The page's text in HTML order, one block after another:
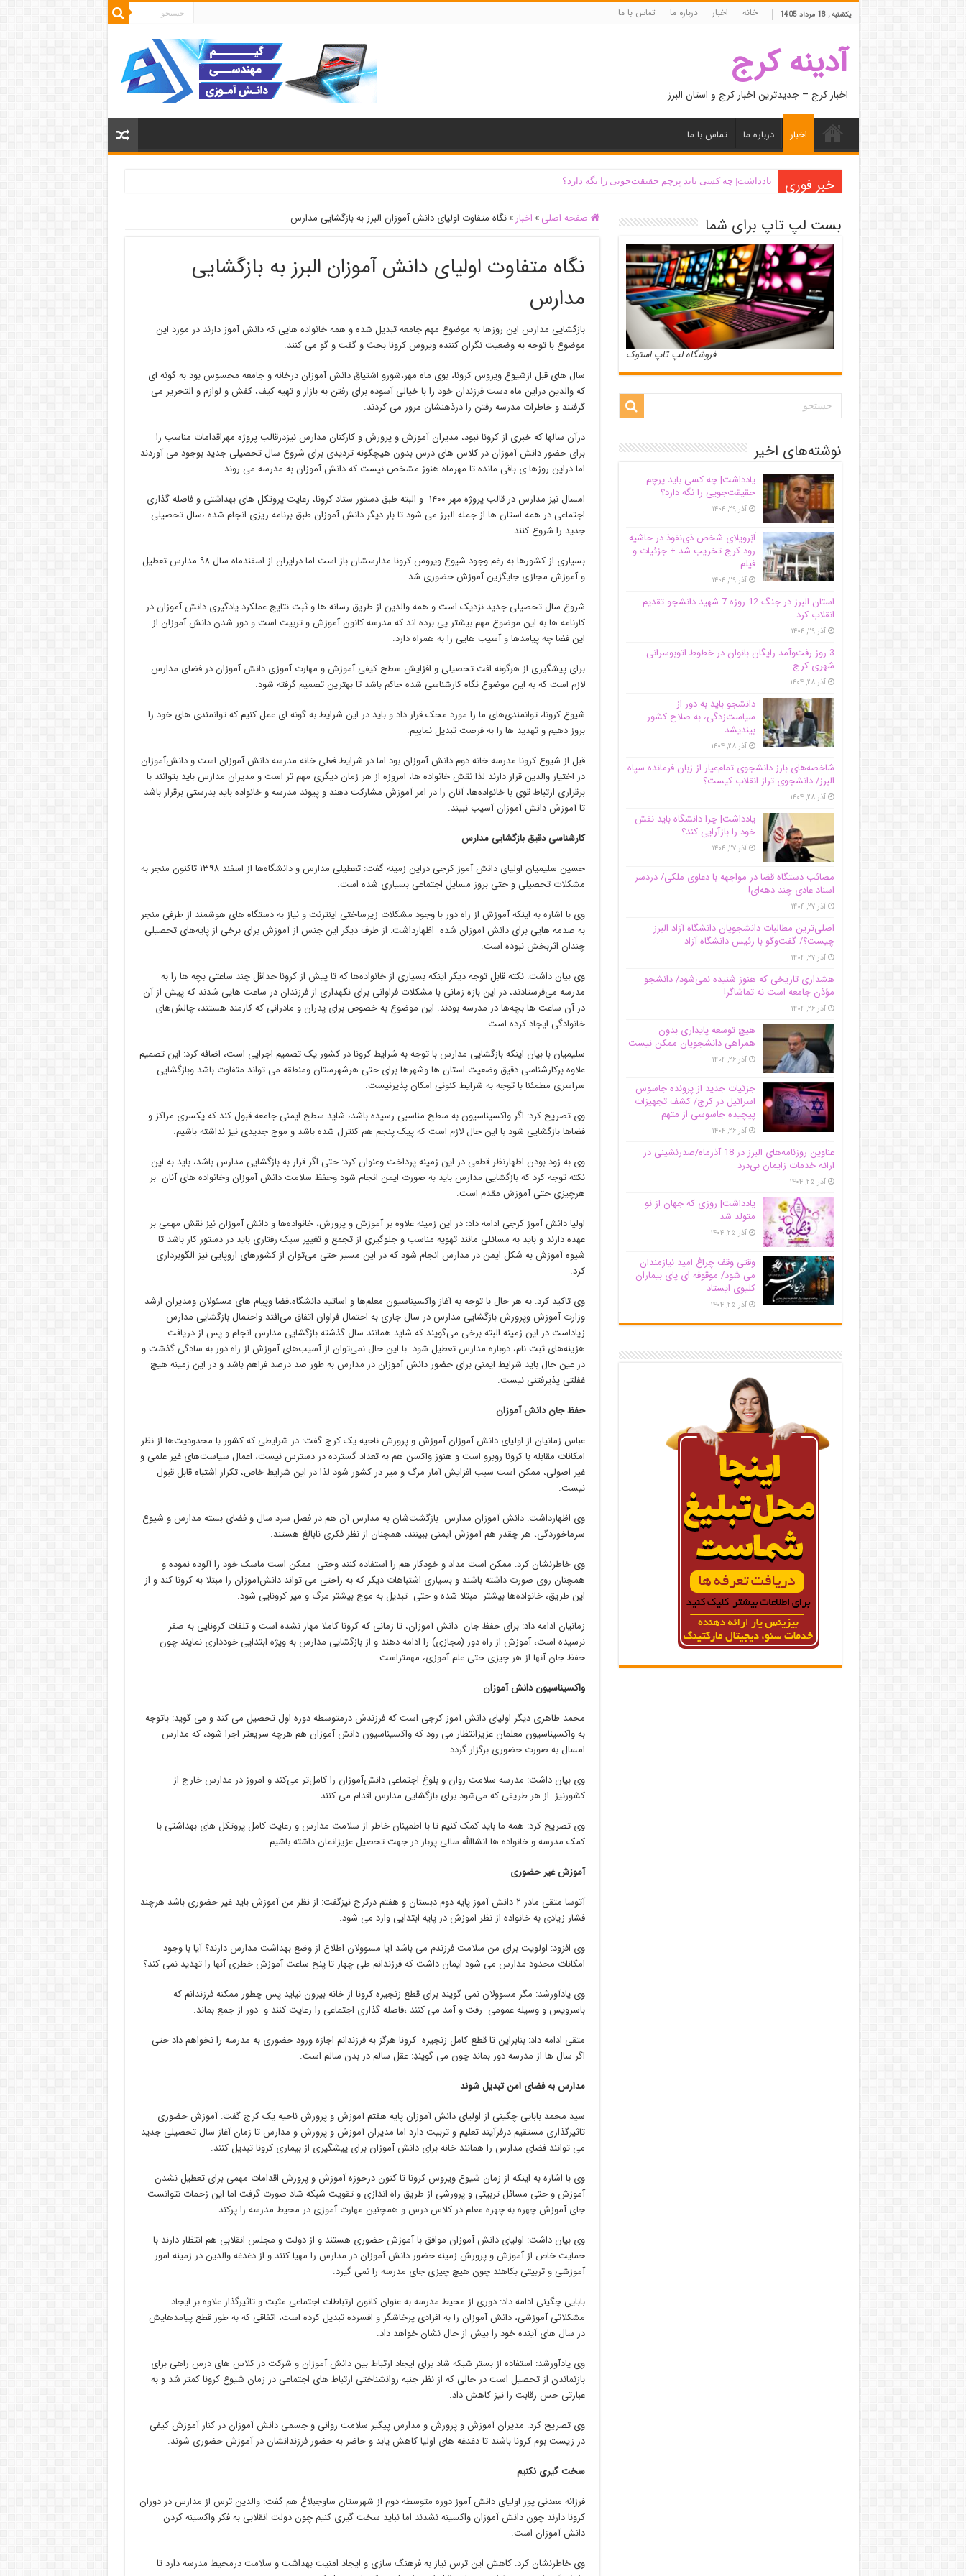
یکشنبه , 18 مرداد 1405 خانه اخبار درباره ما تماس با ما
آدینه کرج
اخبار کرج – جدیدترین اخبار کرج و استان البرز
اخبار درباره ما تماس با ما
خبر فوری یادداشت| ‌چه کسی باید پرچم حقیقت‌جویی را نگه دارد؟
صفحه اصلی » اخبار » نگاه متفاوت اولیای دانش آموزان البرز به بازگشایی مدارس
نگاه متفاوت اولیای دانش آموزان البرز به بازگشایی
مدارس
بازگشایی مدارس این روزها به موضوع مهم جامعه تبدیل شده و همه خانواده هایی که دانش آموز دارند در مورد این
موضوع با توجه به وضعیت نگران کننده ویروس کرونا بحث و گفت و گو می کنند.
سال های قبل ازشیوع ویروس کرونا، بوی ماه مهر،شورو اشتیاق دانش آموزان درخانه و جامعه محسوس بود به گونه ای
که والدین دراین ماه دست فرزندان خود را با خیالی آسوده برای رفتن به بازار و تهیه کیف، کفش و لوازم و التحریر می
گرفتند و خاطرات مدرسه رفتن را درذهنشان مرور می کردند.
درآن سالها که خبری از کرونا نبود، مدیران آموزش و پرورش و کارکنان مدارس نیزدرقالب پروژه مهراقدامات مناسب را
برای حضور دانش آموزان در کلاس های درس بدون هیچگونه تردیدی برای شروع سال تحصیلی جدید بوجود می آوردند
اما دراین روزها ی باقی مانده تا مهرماه هنوز مشخص نیست که دانش آموزان به مدرسه می روند.
امسال نیز مدارس در قالب پروژه مهر ۱۴۰۰ و البته طبق دستور ستاد کرونا، رعایت پروتکل های بهداشتی و فاصله گذاری
اجتماعی در همه استان ها از جمله البرز می شود تا بار دیگر دانش آموزان طبق برنامه ریزی انجام شده ،سال تحصیلی
جدید را شروع کنند.
بسیاری از کشورها به رغم وجود شیوع ویروس کرونا مدارسشان باز است اما درایران از اسفندماه سال ۹۸ مدارس تعطیل
و آموزش مجازی جایگزین آموزش حضوری شد.
شروع سال تحصیلی جدید نزدیک است و همه والدین از طریق رسانه ها و ثبت نتایج عملکرد یادگیری دانش آموزان در
کارنامه ها به این موضوع مهم بیشتر پی برده اند که مدرسه کانون آموزش و تربیت است و دور شدن دانش آموزان از
این فضا چه پیامدها و آسیب هایی را به همراه دارد.
برای پیشگیری از هرگونه افت تحصیلی و افزایش سطح کیفی آموزش و مهارت آموزی دانش آموزان در فضای مدارس
لازم است که به این موضوع نگاه کارشناسی شده حاکم باشد تا بهترین تصمیم گرفته شود.
شیوع کرونا، توانمندی‌های ما را مورد محک قرار داد و باید در این شرایط به گونه ای عمل کنیم که توانمندی های خود را
بروز دهیم و تهدید ها را به فرصت تبدیل نماییم.
قبل از شیوع کرونا مدرسه خانه دوم دانش آموزان بود اما در شرایط فعلی خانه مدرسه دانش آموزان است و دانش‌آموزان
در اختیار والدین قرار دارند لذا نقش خانواده ها، امروزه از هر زمان دیگری مهم تر است و مدیران مدارس باید بتوانند با
برقراری ارتباط قوی با خانواده‌ها، آنان را در امر آموزش مشارکت دهند و پیوند مدرسه و خانواده باید بدرستی برقرار باشد
تا آموزش دانش آموزان آسیب نبیند.
کارشناسی دقیق بازگشایی مدارس
حسین سلیمیان اولیای دانش آموز کرجی دراین زمینه گفت: تعطیلی مدارس و دانشگاه‌ها از اسفند ۱۳۹۸ تاکنون منجر به
مشکلات تحصیلی و حتی بروز مسایل اجتماعی بسیاری شده است.
وی با اشاره به اینکه آموزش از راه دور با وجود مشکلات زیرساختی اینترنت و نیاز به دستگاه‌ های هوشمند از طرفی منجر
به صدمه‌ هایی برای دانش آموزان شده اظهارداشت: از طرف دیگر این جنس از آموزش برای برخی از پایه‌های تحصیلی
چندان اثربخش نبوده است.
وی بیان داشت: نکته قابل توجه دیگر اینکه بسیاری از خانواده‌ها که تا پیش از کرونا حداقل چند ساعتی بچه‌ ها را به
مدرسه می‌فرستادند، در این بازه زمانی با مشکلات فراوانی برای نگهداری از فرزندان در ساعت‌ هایی شدند که پیش از آن
در آن ساعت‌ ها بچه‌ها در مدرسه بودند. این موضوع به خصوص برای پدران و مادرانی که کارمند هستند، چالش‌های
خانوادگی ایجاد کرده است.
سلیمیان با بیان اینکه بازگشایی مدارس با توجه به شرایط کرونا در کشور یک تصمیم اجرایی است، اضافه کرد: این تصمیم
علاوه برکارشناسی دقیق وضعیت استان ها وشهرها برای حتی هرشهرستان ومنطقه می تواند متفاوت باشد وبازگشایی
سراسری مطمئنا با توجه به شرایط کنونی امکان پذیرنیست.
وی تصریح کرد: اگر واکسیناسیون به سطح مناسبی رسیده باشد، شاید سطح ایمنی جامعه قبول کند که یکسری مراکز و
فضاها بازگشایی شود با این حال لازم است که پیک پنجم هم کنترل شده باشد و موج جدیدی نیز نداشته باشیم.
وی به زود بودن اظهارنظر قطعی در این زمینه پرداخت وعنوان کرد: حتی اگر قرار به بازگشایی مدارس باشد، باید به این
نکته توجه کرد که بازگشایی مدارس باید به صورت ایمن انجام شود وحفظ سلامت دانش آموزان وخانواده های آنان بر
هرچیزی حتی آموزش مقدم است.
اولیا دانش آموز کرجی ادامه داد: در این زمینه علاوه بر آموزش و پرورش، خانواده‌ها و دانش آموزان نیز نقش مهمی بر
عهده دارند و باید به مسائلی مانند تهویه مناسب و جلوگیری از تجمع و تغییر سبک رفتاری باید در دستور کار باشد تا
شیوه آموزش به شکل ایمن در مدارس انجام شود که در این مسیر حتی می‌توان از کشورهای اروپایی نیز الگوبرداری
کرد.
وی تاکید کرد: به هر حال با توجه به آغاز واکسیناسیون معلم‌ها و اساتید دانشگاه،فضا وپیام های مسئولان ومدیران ارشد
وزارت آموزش وپرورش بازگشایی مدارس در سال جاری به احتمال فراوان اتفاق می‌افتد واحتمال بازگشایی مدارس
زیاداست در این زمینه البته برخی می‌گویند که شاید همانند سال گذشته بازگشایی مدارس انجام و پس از دریافت
هزینه‌های ثبت نام، دوباره مدارس تعطیل شود. با این حال نمی‌توان از آسیب‌های آموزش از راه دور به سادگی گذشت و
در عین حال باید شرایط ایمنی برای حضور دانش آموزان در مدارس به طور صد درصد فراهم باشد و در این زمینه هیچ
غفلتی پذیرفتنی نیست.
حفظ جان دانش آموزان
عباس زمانیان از اولیای دانش آموزان آموزش و پرورش ناحیه یک کرج گفت: در شرایطی که کشور با محدودیت‌ها از نظر
امکانات مقابله با کرونا روبرو است و هنوز واکسن هم به تعداد گسترده در دسترس نیست، اعمال سیاست‌های غیر علمی و
غیر اصولی، ممکن است سبب افزایش آمار مرگ و میر در کشور شود لذا در این شرایط خاص، تکرار اشتباه قابل قبول
نیست.
وی اظهارداشت: دانش آموزان مدارس بازگشت‌شان به مدارس آن هم در فصل سرد سال و فضای بسته مدارس و شیوع
سرماخوردگی، هر چقدر هم آموزش ایمنی ببینند، همچنان از نظر فکری نابالغ هستند.
وی خاطرنشان کرد: ممکن است مداد و خودکار هم را استفاده کنند وحتی ممکن است ماسک خود را آلوده نموده و
همچنان روی صورت داشته باشند و بسیاری اشتباهات دیگر که به راحتی می تواند دانش‌آموزان را مبتلا به کرونا کند و از
این طریق، خانواده‌ها بیشتر مبتلا شده و حتی تبدیل به موج بیشتر مرگ و میر کرونایی شود.
زمانیان ادامه داد: برای حفظ جان دانش آموزان، تا زمانی که کرونا کاملا مهار نشده است و تلفات کرونایی به صفر
نرسیده است، آموزش از راه دور (مجازی) را ادامه دهند و از بازگشایی مدارس به ویژه ابتدایی خودداری نمایند چون
حفظ جان آنها از هر چیزی حتی علم آموزی، مهمتراست.
واکسیناسیون دانش آموزان
محمد طاهری دیگر اولیای دانش آموز کرجی است که فرزندش درمتوسطه دوره اول تحصیل می کند و می گوید: باتوجه
به واکسیناسیون معلمان عزیزانتظار می رود که واکسیناسیون دانش آموزان هم هرچه سریعتر اجرا شود، که مدارس
امسال به صورت حضوری برگزار گردد.
وی بیان داشت: مدرسه سلامت روان و بلوغ اجتماعی دانش‌آموزان را کامل‌تر می‌کند و امروز در مدارس خارج از
کشورنیز از هر طریقی که می‌شود برای بازگشایی مدارس اقدام می کنند.
وی تصریح کرد: همه ما باید کمک کنیم تا با اطمینان خاطر از سلامت مدارس و رعایت کامل پروتکل های بهداشتی با
کمک مدرسه و خانواده ها انشاالله سالی پربار در جهت تحصیل عزیزانمان داشته باشیم.
آموزش غیر حضوری
آتوسا متقی مادر ۲ دانش آموز پایه دوم دبستان و هفتم درکرج نیزگفت: از نظر من آموزش باید غیر حضوری باشد هرچند
فشار زیادی به خانواده از نظر اموزش در پایه ابتدایی وارد می شود.
وی افزود: اولویت برای من سلامت فرزندم می باشد آیا مسوولان اطلاع از وضع بهداشت مدارس دارند؟ آیا با وجود
امکانات محدود مدارس می شود ایمان داشت که فرزندانم طی چهار تا پنج ساعت آموزش خطری آنها را تهدید نمی کند؟
وی یادآورشد: مگر مسوولان نمی گویند برای قطع زنجیره کرونا از خانه بیرون نیاید پس چطور ممکنه فرزندانم که
باسرویس و وسیله عمومی رفت و آمد می کنند ،فاصله گذاری اجتماعی را رعایت کنند و دور از جمع بماند.
متقی ادامه داد: بنابراین تا قطع کامل زنجیره کرونا هرگز به فرزندانم اجازه ورود حضوری به مدرسه را نخواهم داد حتی
اگر سال ها از مدرسه دور بماند چون می گویندِ: عقل سالم در بدن سالم است.
مدارس به فضای امن تبدیل شوند
سید محمد بابایی چگینی از اولیای دانش آموزان پایه هفتم آموزش و پرورش ناحیه یک کرج گفت: آموزش حضوری
تاثیرگذاری مستقیم درفرآیند تعلیم و تربیت دارد اما مدیران آموزش و پرورش و مدارس تا زمان آغاز سال تحصیلی جدید
می توانند فضای مدارس را همانند خانه برای دانش آموزان برای پیشگیری از بیماری کرونا تبدیل کنند.
وی با اشاره به اینکه از زمان شیوع ویروس کرونا تا کنون درحوزه آموزش و پرورش اقدامات مهمی برای تعطیل نشدن
آموزش و حتی مسائل تربیتی و پرورشی از طریق راه اندازی و تقویت شبکه شاد صورت گرفت اما این زحمات نتوانست
جای آموزش چهره به چهره معلم در کلاس درس و همچنین مهارت آموزی در محیط مدرسه را پرکند.
وی بیان داشت: اولیای دانش آموزان موافق با آموزش حضوری هستند و از دولت و مجلس انقلابی هم انتظار دارند با
حمایت خاص از آموزش و پرورش زمینه حضور دانش آموزان در مدارس را مهیا کنند و از دغدغه والدین در زمینه امور
آموزشی و تربیتی بکاهند چون هیچ چیزی جای مدرسه را نمی گیرد.
بابایی چگینی ادامه داد: دوری از محیط مدرسه به عنوان کانون ارتباطات اجتماعی مثبت و تاثیرگذار علاوه بر ایجاد
مشکلاتی آموزشی، دانش آموزان را به افرادی پرخاشگر و افسرده تبدیل کرده است، اتفاقی که به طور قطع پیامدهایش
در سال های آینده خود را بیش از حال نشان خواهد داد.
وی یادآورشد: استفاده از بستر شبکه شاد برای ایجاد ارتباط بین دانش آموزان و شرکت در کلاس های درس راهی برای
بازنماندن از تحصیل است در حالی که از نظر جنبه روانشناختی ارتباط های اجتماعی در زمان شیوع کرونا کمتر شد و به
عبارتی حس رقابت را نیز کاهش داد.
وی تصریح کرد: مدیران آموزش و پرورش و مدارس پیگیر سلامت روانی و جسمی دانش آموزان در کنار آموزش کیفی
در زیست بوم کرونا باشند تا دغدغه های اولیا کاهش یابد و حاضر به حضور فرزندانشان در آموزش حضوری شوند.
سخت گیری نکنیم
فرزانه معدنی پور اولیای دانش آموز دوره متوسطه دوم از شهرستان ساوجبلاغ هم گفت: والدین ترس از مدارس در دوران
کرونا دارند چون دانش آموزان واکسینه نشدند اما نباید سخت گیری کنیم چون دولت انقلابی به فکر واکسینه کردن
دانش آموزان است.
وی خاطرنشان کرد: کاهش این ترس نیاز به فرهنگ سازی و ایجاد امنیت بهداشت و سلامت درمحیط مدرسه دارد تا
بست لپ تاپ برای شما
فروشگاه لپ تاپ استوک
نوشته‌های اخیر
یادداشت| ‌چه کسی باید پرچم
حقیقت‌جویی را نگه دارد؟
آذر ۲۹, ۱۴۰۴
اَبَر‌ویلای شخص ذی‌نفوذ در حاشیه‌
رود کرج تخریب شد + جزئیات و
فیلم
آذر ۲۹, ۱۴۰۴
استان البرز در جنگ 12 روزه 7 شهید دانشجو تقدیم
انقلاب کرد
آذر ۲۹, ۱۴۰۴
3 روز رفت‌وآمد رایگان بانوان در خطوط اتوبوسرانی
شهری کرج
آذر ۲۸, ۱۴۰۴
دانشجو باید به دور از
سیاست‌زدگی، به صلاح کشور
بیندیشد
آذر ۲۸, ۱۴۰۴
شاخصه‌های بارز دانشجوی تمام‌عیار از زبان فرمانده سپاه
البرز/ دانشجوی تراز انقلاب کیست؟
آذر ۲۸, ۱۴۰۴
یادداشت| چرا دانشگاه باید نقش
خود را بازآرایی کند؟
آذر ۲۷, ۱۴۰۴
مصائب دستگاه قضا در مواجهه با دعاوی ملکی/ دردسر
اسناد عادی چند‌ دهه‌ای!
آذر ۲۷, ۱۴۰۴
اصلی‌ترین مطالبات دانشجویان دانشگاه آزاد البرز
چیست؟/ گفت‌وگو با رئیس دانشگاه آز‌اد
آذر ۲۷, ۱۴۰۴
هشداری تاریخی که هنوز شنیده نمی‌شود/ دانشجو
مؤذن جامعه است نه تماشاگر!
آذر ۲۶, ۱۴۰۴
هیچ توسعه پایداری بدون
همراهی دانشجویان ممکن نیست
آذر ۲۶, ۱۴۰۴
جزئیات جدید از پرونده جاسوس
اسرائیل در کرج/‌ کشف تجهیزات
پیچیده جاسوسی از متهم
آذر ۲۶, ۱۴۰۴
عناوین روزنامه‌های البرز در ‌18 آذرماه/صدرنشینی در
ارائه خدمات زایمان بی‌درد
آذر ۲۵, ۱۴۰۴
یادداشت| روزی که جهان از نو
متولد شد
آذر ۲۵, ۱۴۰۴
وقتی وقف چراغ امید نیازمندان
می شود/ موقوفه ای پای بیماران
کلیوی ایستاد
آذر ۲۵, ۱۴۰۴